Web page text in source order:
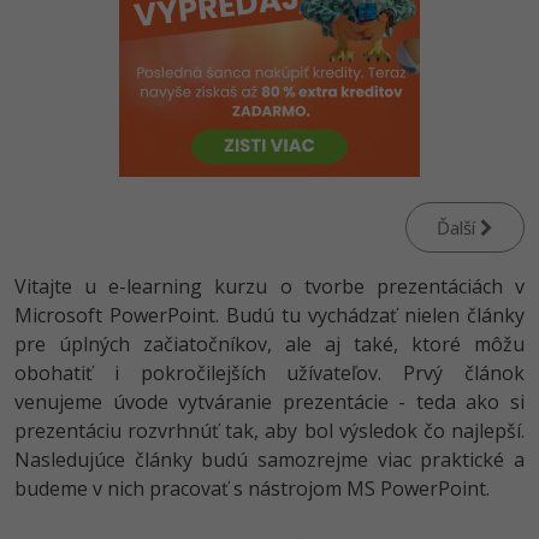
Python -80%
JavaScript -80%
Kotlin -80%
Céčko -80%
VB.NET
SQL
WordPress
SEO -30%
MS Office -80%
Google Dokumenty
Time management
Fórum
Ďalší
Vitajte u e-learning kurzu o tvorbe prezentáciách v
Microsoft PowerPoint. Budú tu vychádzať nielen články
pre úplných začiatočníkov, ale aj také, ktoré môžu
obohatiť i pokročilejších užívateľov. Prvý článok
venujeme úvode vytváranie prezentácie - teda ako si
prezentáciu rozvrhnúť tak, aby bol výsledok čo najlepší.
Nasledujúce články budú samozrejme viac praktické a
budeme v nich pracovať s nástrojom MS PowerPoint.